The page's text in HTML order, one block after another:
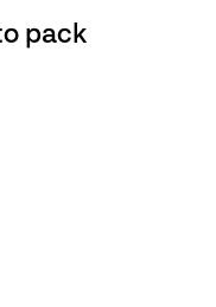
pack